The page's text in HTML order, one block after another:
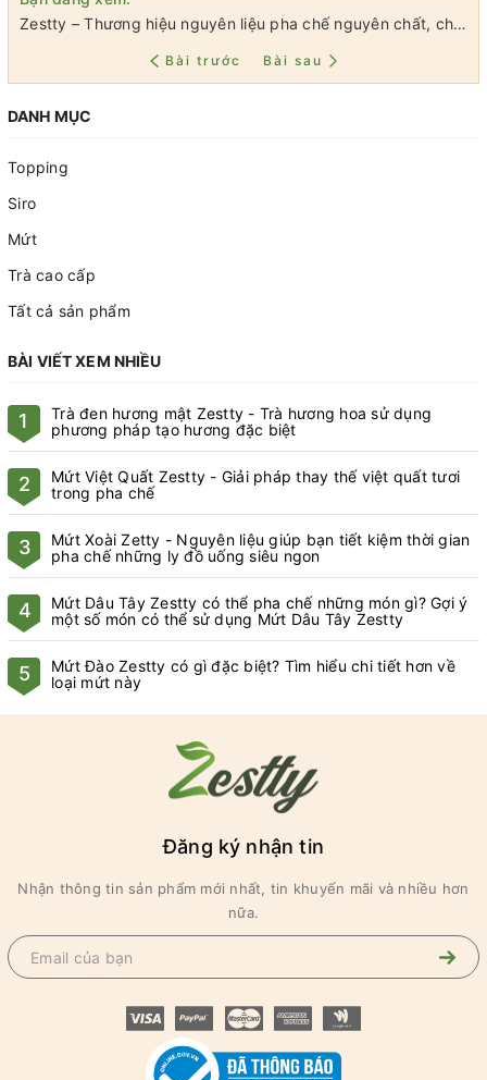
Zestty – Thương hiệu nguyên liệu pha chế nguyên chất, chinh phục ngành đồ uống Việt
Bài trước Bài sau
DANH MỤC
Topping
Siro
Mứt
Trà cao cấp
Tất cả sản phẩm
BÀI VIẾT XEM NHIỀU
1
Trà đen hương mật Zestty - Trà hương hoa sử dụng
phương pháp tạo hương đặc biệt
2
Mứt Việt Quất Zestty - Giải pháp thay thế việt quất tươi
trong pha chế
3
Mứt Xoài Zetty - Nguyên liệu giúp bạn tiết kiệm thời gian
pha chế những ly đồ uống siêu ngon
4
Mứt Dâu Tây Zestty có thể pha chế những món gì? Gợi ý
một số món có thể sử dụng Mứt Dâu Tây Zestty
5
Mứt Đào Zestty có gì đặc biệt? Tìm hiểu chi tiết hơn về
loại mứt này
Đăng ký nhận tin
Nhận thông tin sản phẩm mới nhất, tin khuyến mãi và nhiều hơn
nữa.